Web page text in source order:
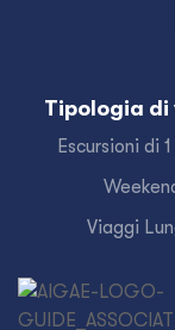
Tipologia di
Escursioni di
Viaggi